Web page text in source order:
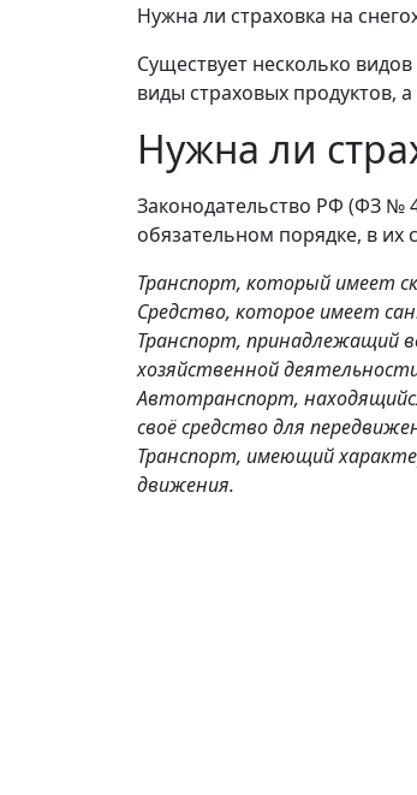
Нужна ли страховка на
Существует несколько
виды страховых продуктов,
Нужна ли
Законодательство РФ (ФЗ №
обязательном порядке, в их
Транспорт, который имеет
Средство, которое имеет
Транспорт, принадлежащий
хозяйственной
Автотранспорт,
своё средство для
Транспорт, имеющий
движения.